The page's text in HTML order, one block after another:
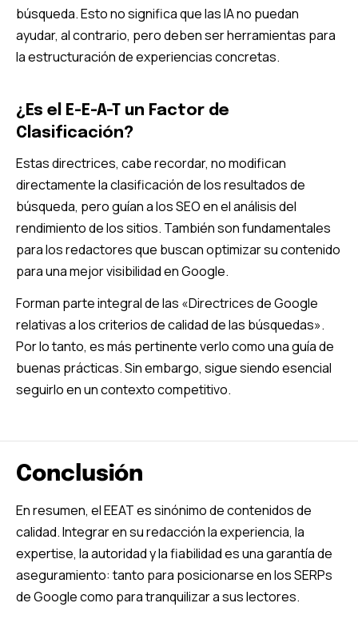
búsqueda. Esto no significa que las IA no puedan
ayudar, al contrario, pero deben ser herramientas para
la estructuración de experiencias concretas.
¿Es el E-E-A-T un Factor de
Clasificación?
Estas directrices, cabe recordar, no modifican
directamente la clasificación de los resultados de
búsqueda, pero guían a los SEO en el análisis del
rendimiento de los sitios. También son fundamentales
para los redactores que buscan optimizar su contenido
para una mejor visibilidad en Google.
Forman parte integral de las «Directrices de Google
relativas a los criterios de calidad de las búsquedas».
Por lo tanto, es más pertinente verlo como una guía de
buenas prácticas. Sin embargo, sigue siendo esencial
seguirlo en un contexto competitivo.
Conclusión
En resumen, el EEAT es sinónimo de contenidos de
calidad. Integrar en su redacción la experiencia, la
expertise, la autoridad y la fiabilidad es una garantía de
aseguramiento: tanto para posicionarse en los SERPs
de Google como para tranquilizar a sus lectores.